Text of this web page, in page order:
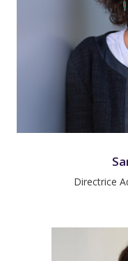
Directrice